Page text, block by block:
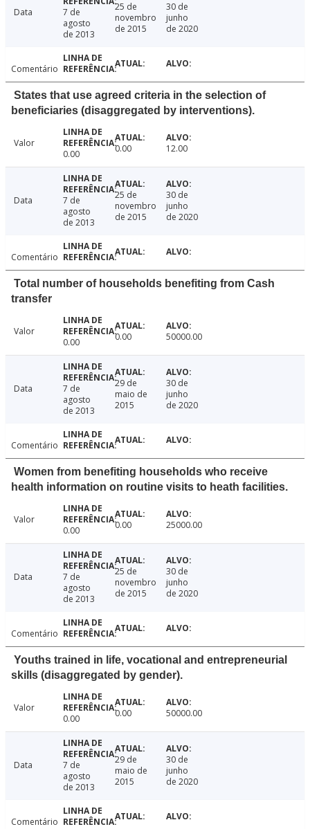
Data
7 de
agosto
de 2013
25 de
novembro
de 2015
30 de
junho
de 2020
Comentário
States that use agreed criteria in the selection of
beneficiaries (disaggregated by interventions).
Valor
0.00
0.00 12.00
Data
7 de
agosto
de 2013
25 de
novembro
de 2015
30 de
junho
de 2020
Comentário
Total number of households benefiting from Cash
transfer
Valor
0.00
0.00 50000.00
Data
7 de
agosto
de 2013
29 de
maio de
2015
30 de
junho
de 2020
Comentário
Women from benefiting households who receive
health information on routine visits to heath facilities.
Valor
0.00
0.00 25000.00
Data
7 de
agosto
de 2013
25 de
novembro
de 2015
30 de
junho
de 2020
Comentário
Youths trained in life, vocational and entrepreneurial
skills (disaggregated by gender).
Valor
0.00
0.00 50000.00
Data
7 de
agosto
de 2013
29 de
maio de
2015
30 de
junho
de 2020
Comentário